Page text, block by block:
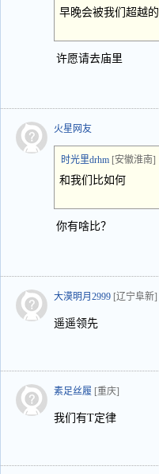
早晚会被我们超越的
许愿请去庙里
火星网友
时光里drhm [安徽淮南]
和我们比如何
你有啥比？
大漠明月2999 [辽宁阜新]
遥遥领先
素足丝履 [重庆]
我们有T定律